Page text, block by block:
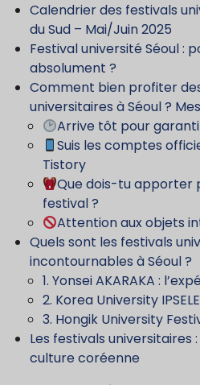
Calendrier des festivals
du Sud – Mai/Juin 2025
Festival université Séoul :
absolument ?
Comment bien profiter
universitaires à Séoul ?
Arrive tôt pour
Suis les comptes
Tistory
Que dois-tu apporter
festival ?
Attention aux objets
Quels sont les festivals
incontournables à Séoul ?
1. Yonsei AKARAKA :
2. Korea University
3. Hongik University
Les festivals universitaires
culture coréenne